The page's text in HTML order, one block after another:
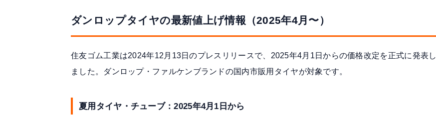
ダンロップタイヤの最新値上げ情報（2025年4月〜）
住友ゴム工業は2024年12月13日のプレスリリースで、2025年4月1日からの価格改定を正式に発表し
ました。ダンロップ・ファルケンブランドの国内市販用タイヤが対象です。
夏用タイヤ・チューブ：2025年4月1日から